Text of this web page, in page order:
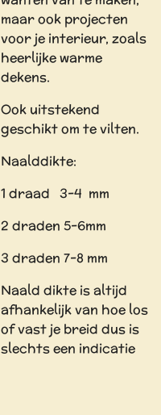
maar ook projecten
voor je interieur, zoals
heerlijke warme
dekens.
Ook uitstekend
geschikt om te vilten.
Naalddikte:
1 draad 3-4 mm
2 draden 5-6mm
3 draden 7-8 mm
Naald dikte is altijd
afhankelijk van hoe los
of vast je breid dus is
slechts een indicatie